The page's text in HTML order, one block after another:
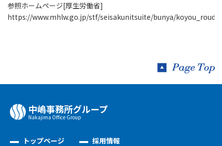
参照ホームページ[厚生労働省]
https://www.mhlw.go.jp/stf/seisakunitsuite/bunya/
中嶋事務所グループ
Nakajima Oﬃce Group
トップページ
採用情報